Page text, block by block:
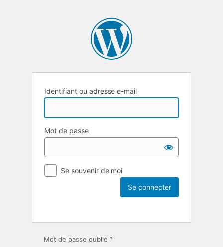
Identifiant ou adresse e-mail
Mot de passe
Se souvenir de moi
Mot de passe oublié ?